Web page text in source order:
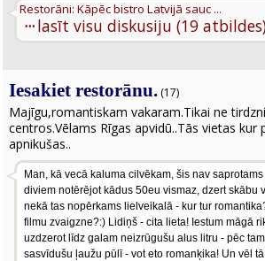
···
Restorāni: Kāpēc bistro Latvijā sauc ...
lasīt visu diskusiju (19
Iesakiet restorānu. (17)
Majīgu,romantiskam vakaram.Tikai ne
centros.Vēlams Rīgas apvidū..Tās vietas kur
apnikušas..
Man, kā vecā kaluma cilvēkam, šis nav
diviem notērējot kādus 50eu vismaz, dzert skābu
nekā tas nopērkams lielveikalā - kur tur
filmu zvaigzne?:) Lidiņš - cita lieta! Iestum māgā
uzdzerot līdz galam neizrūgušu alus litru - pēc
sasvīdušu ļaužu pūlī - vot eto romanķika! Un vēl